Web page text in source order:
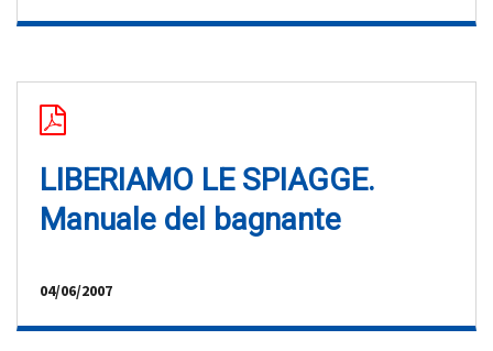
LIBERIAMO LE SPIAGGE.
Manuale del bagnante
04/06/2007